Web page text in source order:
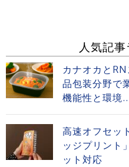
人気記
カナオカと
品包装分野で
機能性と環境
高速オフセッ
ッジプリント
ット対応